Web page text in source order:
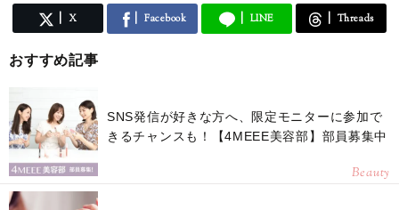
X Facebook LINE Threads
おすすめ記事
SNS発信が好きな方へ、限定モニターに参加で
きるチャンスも！【4MEEE美容部】部員募集中
Beauty